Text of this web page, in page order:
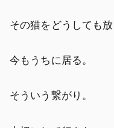
その猫をどうしても
今もうちに居る。
そういう繋がり。